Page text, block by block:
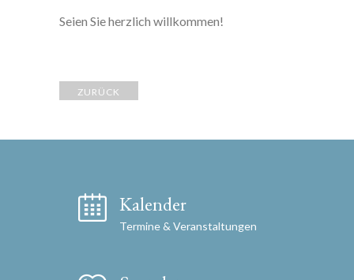
Seien Sie herzlich willkommen!
ZURÜCK
Kalender
Termine & Veranstaltungen